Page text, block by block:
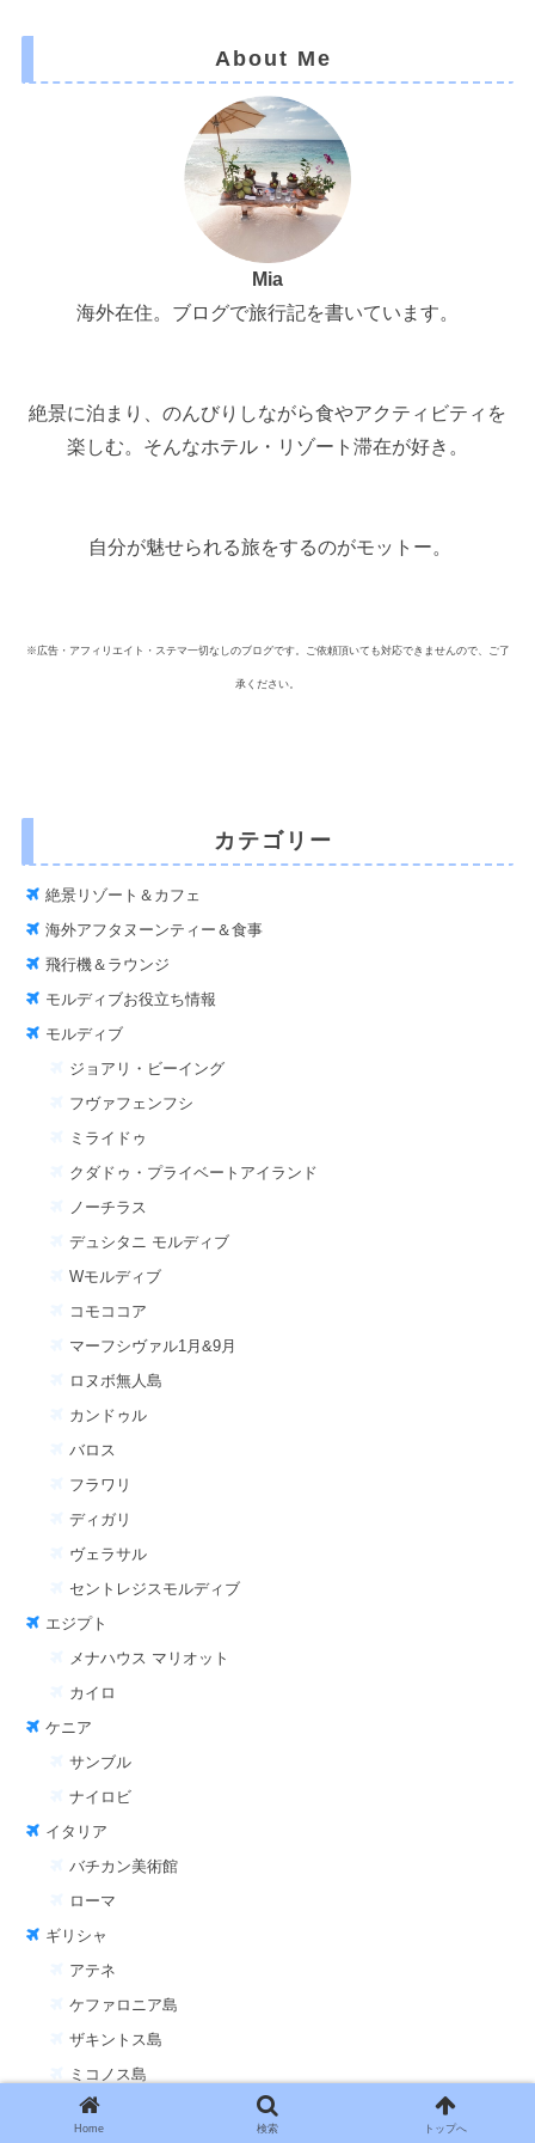
About Me
Mia
海外在住。ブログで旅行記を書いています。
絶景に泊まり、のんびりしながら食やアクティビティを
楽しむ。そんなホテル・リゾート滞在が好き。
自分が魅せられる旅をするのがモットー。
※広告・アフィリエイト・ステマ一切なしのブログです。ご依頼頂いても対応できませんので、ご了
承ください。
カテゴリー
絶景リゾート＆カフェ
海外アフタヌーンティー＆食事
飛行機＆ラウンジ
モルディブお役立ち情報
モルディブ
ジョアリ・ビーイング
フヴァフェンフシ
ミライドゥ
クダドゥ・プライベートアイランド
ノーチラス
デュシタニ モルディブ
Wモルディブ
コモココア
マーフシヴァル1月&9月
ロヌボ無人島
カンドゥル
バロス
フラワリ
ディガリ
ヴェラサル
セントレジスモルディブ
エジプト
メナハウス マリオット
カイロ
ケニア
サンブル
ナイロビ
イタリア
バチカン美術館
ローマ
ギリシャ
アテネ
ケファロニア島
ザキントス島
ミコノス島
クロアチア
Home 検索 トップへ